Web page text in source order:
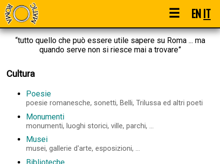
☰ ENIT
“tutto quello che può essere utile sapere su Roma ... ma
quando serve non si riesce mai a trovare”
Cultura
Poesie
poesie romanesche, sonetti, Belli, Trilussa ed altri poeti
Monumenti
monumenti, luoghi storici, ville, parchi, ...
Musei
musei, gallerie d'arte, esposizioni, ...